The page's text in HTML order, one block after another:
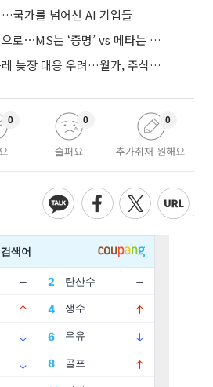
…국가를 넘어선 AI 기업들
AI 투자에서 수익 경쟁으로⋯MS는 ‘증명’ vs 메타는 ‘숙제’
연준 금리 동결에 인플레 늦장 대응 우려…월가, 주식도 채권도 던졌다
0
슬퍼요
0
추가취재 원해요
0